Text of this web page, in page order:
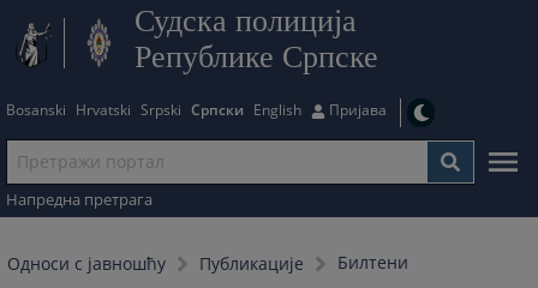
Судска полиција
Републике Српске
Bosanski Hrvatski Srpski Српски English Пријава
Напредна претрага
Односи с јавношћу Публикације Билтени